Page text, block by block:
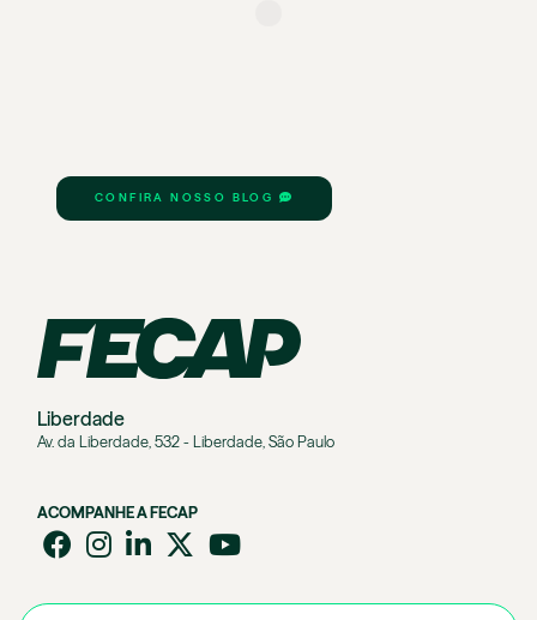
CONFIRA NOSSO BLOG
Liberdade
Av. da Liberdade, 532 - Liberdade, São Paulo
ACOMPANHE A FECAP